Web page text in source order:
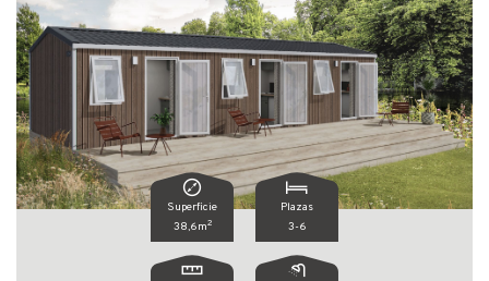
Superficie
38,6m2
Plazas
3-6